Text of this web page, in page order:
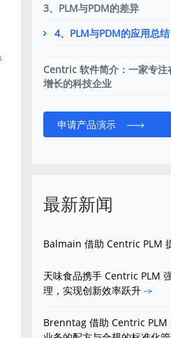
3、PLM与PDM的差异
4、PLM与PDM的应用总结
Centric 软件简介：一家专
增长的科技企业
申请产品演示
最新新闻
Balmain 借助 Centric PLM
天味食品携手 Centric PLM
理，实现创新效率跃升
Brenntag 借助 Centric PLM